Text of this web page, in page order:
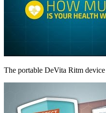
The portable DeVita Ritm device